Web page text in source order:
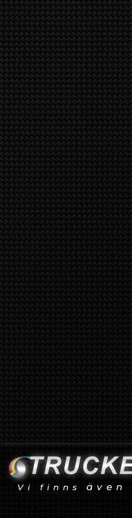
Vi finns även